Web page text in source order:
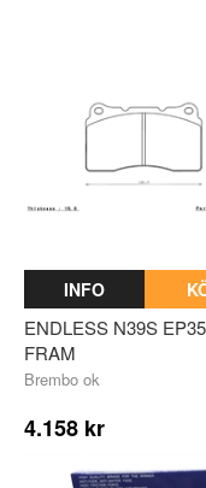
INFO
ENDLESS N39S
FRAM
Brembo ok
4.158 kr